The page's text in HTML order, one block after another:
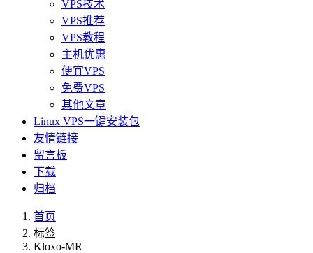
VPS技术
VPS推荐
VPS教程
主机优惠
便宜VPS
免费VPS
其他文章
Linux VPS一键安装包
友情链接
留言板
下载
归档
首页
标签
Kloxo-MR